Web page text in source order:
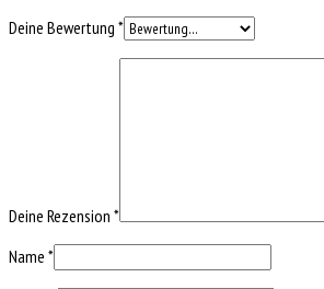
Deine Bewertung *
Deine Rezension *
Name *